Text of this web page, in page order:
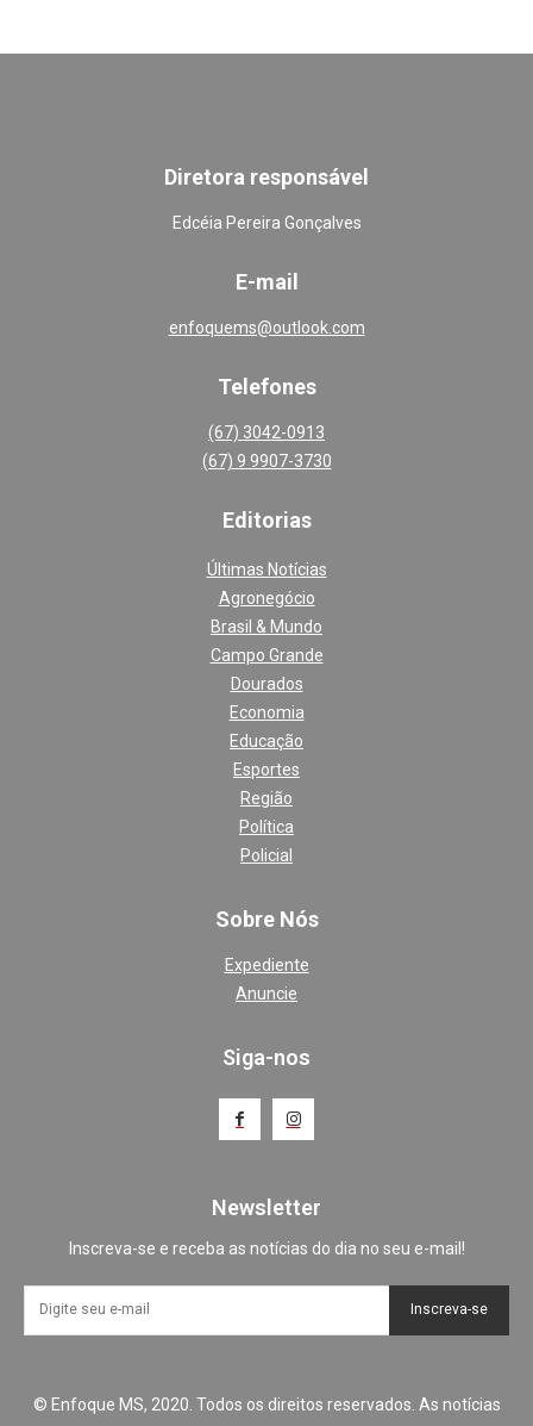
Diretora responsável
Edcéia Pereira Gonçalves
E-mail
enfoquems@outlook.com
Telefones
(67) 3042-0913
(67) 9 9907-3730
Editorias
Últimas Notícias
Agronegócio
Brasil & Mundo
Campo Grande
Dourados
Economia
Educação
Esportes
Região
Política
Policial
Sobre Nós
Expediente
Anuncie
Siga-nos
Newsletter
Inscreva-se e receba as notícias do dia no seu e-mail!
Inscreva-se
© Enfoque MS, 2020. Todos os direitos reservados. As notícias